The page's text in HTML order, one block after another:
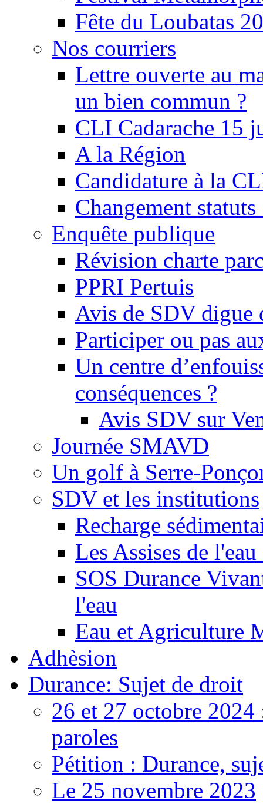
Fête du Loubatas
Nos courriers
Lettre ouverte au
un bien commun ?
CLI Cadarache 15
A la Région
Candidature à la
Changement
Enquête publique
Révision charte
PPRI Pertuis
Avis de SDV digue
Participer ou pas
Un centre
conséquences ?
Avis SDV sur
Journée SMAVD
Un golf à Serre-
SDV et les institutions
Recharge
Les Assises de
SOS Durance
l'eau
Eau et Agriculture
Adhèsion
Durance: Sujet de droit
26 et 27 octobre 2024
paroles
Pétition : Durance,
Le 25 novembre 2023